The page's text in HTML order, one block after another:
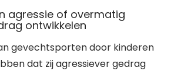
agressie of overmatig
ontwikkelen
gevechtsporten door kinderen
dat zij agressiever gedrag